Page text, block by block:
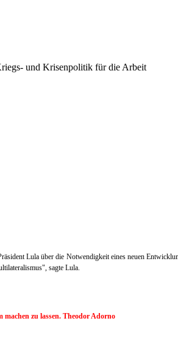
und Krisenpolitik für die Arbeit
Lula über die Notwendigkeit eines neuen
sagte Lula.
machen zu lassen. Theodor Adorno